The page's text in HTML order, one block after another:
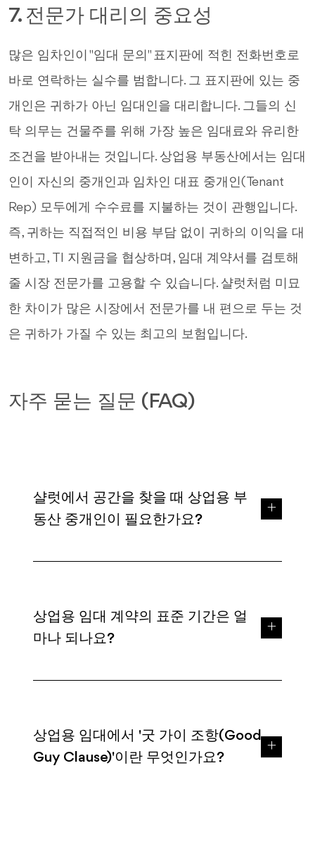
7. 전문가 대리의 중요성
많은 임차인이 "임대 문의" 표지판에 적힌 전화번호로
바로 연락하는 실수를 범합니다. 그 표지판에 있는 중
개인은 귀하가 아닌 임대인을 대리합니다. 그들의 신
탁 의무는 건물주를 위해 가장 높은 임대료와 유리한
조건을 받아내는 것입니다. 상업용 부동산에서는 임대
인이 자신의 중개인과 임차인 대표 중개인(Tenant
Rep) 모두에게 수수료를 지불하는 것이 관행입니다.
즉, 귀하는 직접적인 비용 부담 없이 귀하의 이익을 대
변하고, TI 지원금을 협상하며, 임대 계약서를 검토해
줄 시장 전문가를 고용할 수 있습니다. 샬럿처럼 미묘
한 차이가 많은 시장에서 전문가를 내 편으로 두는 것
은 귀하가 가질 수 있는 최고의 보험입니다.
자주 묻는 질문 (FAQ)
샬럿에서 공간을 찾을 때 상업용 부
동산 중개인이 필요한가요?
상업용 임대 계약의 표준 기간은 얼
마나 되나요?
상업용 임대에서 '굿 가이 조항(Good
Guy Clause)'이란 무엇인가요?